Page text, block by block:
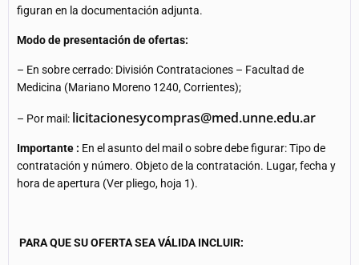
figuran en la documentación adjunta.
Modo de presentación de ofertas:
– En sobre cerrado: División Contrataciones – Facultad de
Medicina (Mariano Moreno 1240, Corrientes);
– Por mail: licitacionesycompras@med.unne.edu.ar
Importante : En el asunto del mail o sobre debe figurar: Tipo de
contratación y número. Objeto de la contratación. Lugar, fecha y
hora de apertura (Ver pliego, hoja 1).
PARA QUE SU OFERTA SEA VÁLIDA INCLUIR: